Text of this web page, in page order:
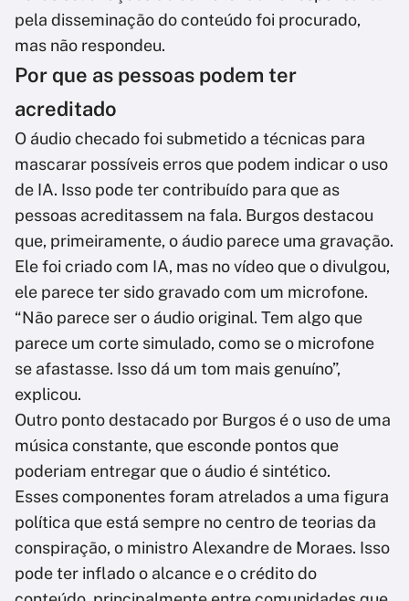
pela disseminação do conteúdo foi procurado,
mas não respondeu.
Por que as pessoas podem ter
acreditado
O áudio checado foi submetido a técnicas para
mascarar possíveis erros que podem indicar o uso
de IA. Isso pode ter contribuído para que as
pessoas acreditassem na fala. Burgos destacou
que, primeiramente, o áudio parece uma gravação.
Ele foi criado com IA, mas no vídeo que o divulgou,
ele parece ter sido gravado com um microfone.
“Não parece ser o áudio original. Tem algo que
parece um corte simulado, como se o microfone
se afastasse. Isso dá um tom mais genuíno”,
explicou.
Outro ponto destacado por Burgos é o uso de uma
música constante, que esconde pontos que
poderiam entregar que o áudio é sintético.
Esses componentes foram atrelados a uma figura
política que está sempre no centro de teorias da
conspiração, o ministro Alexandre de Moraes. Isso
pode ter inflado o alcance e o crédito do